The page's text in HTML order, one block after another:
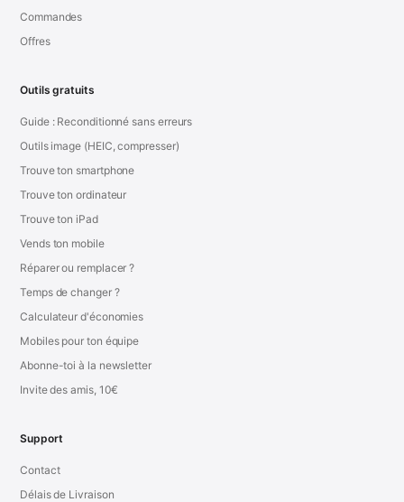
Commandes
Offres
Outils gratuits
Guide : Reconditionné sans erreurs
Outils image (HEIC, compresser)
Trouve ton smartphone
Trouve ton ordinateur
Trouve ton iPad
Vends ton mobile
Réparer ou remplacer ?
Temps de changer ?
Calculateur d'économies
Mobiles pour ton équipe
Abonne-toi à la newsletter
Invite des amis, 10€
Support
Contact
Délais de Livraison